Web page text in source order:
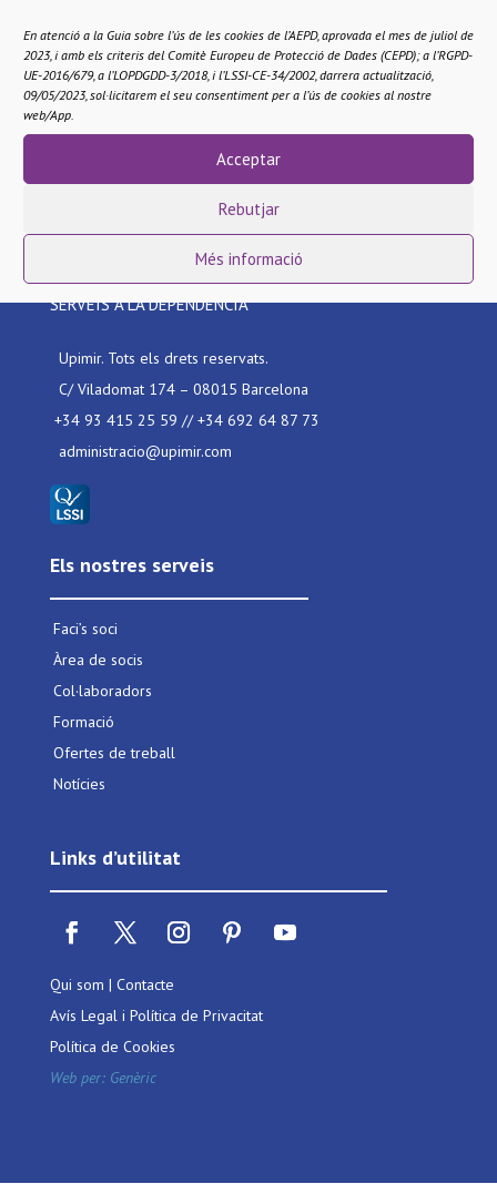
En atenció a la Guia sobre l’ús de les cookies de l’AEPD, aprovada el mes de juliol de
2023, i amb els criteris del Comitè Europeu de Protecció de Dades (CEPD); a l’RGPD-
UE-2016/679, a l’LOPDGDD-3/2018, i l’LSSI-CE-34/2002, darrera actualització,
09/05/2023, sol·licitarem el seu consentiment per a l’ús de cookies al nostre
web/App.
Acceptar
Rebutjar
Més informació
MITJANES RESIDÈNCIES I
SERVEIS A LA DEPENDÈNCIA
Upimir. Tots els drets reservats.
C/ Viladomat 174 – 08015 Barcelona
+34 93 415 25 59 // +34 692 64 87 73
administracio@upimir.com
Els nostres serveis
Faci’s soci
Àrea de socis
Col·laboradors
Formació
Ofertes de treball
Notícies
Links d’utilitat
Qui som | Contacte
Avís Legal i Política de Privacitat
Política de Cookies
Web per: Genèric